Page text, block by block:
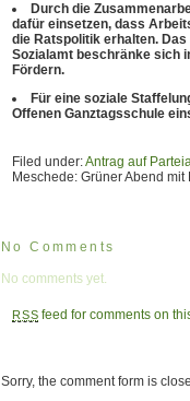
Durch die
dafür einsetzen, dass
die Ratspolitik erhalten.
Sozialamt beschränke sich
Fördern.
Für eine soziale
Offenen Ganztagsschule
Filed under:Antrag auf
Meschede: Grüner Abend mit
No Comments
No comments yet.
RSS feed for comments on
Sorry, the comment form is